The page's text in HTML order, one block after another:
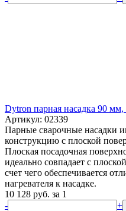
Dytron парная насадка 90
Артикул: 02339
Парные сварочные насадки
конструкцию с плоской
Плоская посадочная
идеально совпадает с
счет чего обеспечивается
нагревателя к насадке.
10 128 руб. за 1
-
+